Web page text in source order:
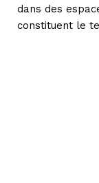
dans des
constituent le